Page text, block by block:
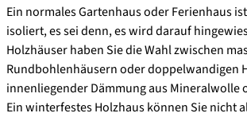
Ein normales Gartenhaus oder Ferienhaus
isoliert, es sei denn, es wird darauf
Holzhäuser haben Sie die Wahl zwischen
Rundbohlenhäusern oder doppelwandigen
innenliegender Dämmung aus Mineralwolle
Ein winterfestes Holzhaus können Sie nicht